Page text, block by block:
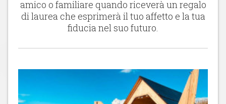
amico o familiare quando riceverà un regalo
di laurea che esprimerà il tuo affetto e la tua
fiducia nel suo futuro.